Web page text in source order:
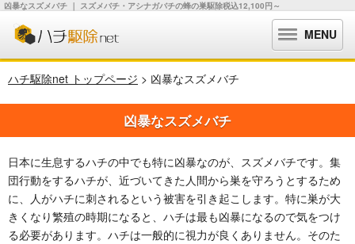
凶暴なスズメバチ ｜ スズメバチ・アシナガバチの蜂の巣駆除税込12,100円～
MENU
ハチ駆除net トップページ > 凶暴なスズメバチ
凶暴なスズメバチ
日本に生息するハチの中でも特に凶暴なのが、スズメバチです。集
団行動をするハチが、近づいてきた人間から巣を守ろうとするため
に、人がハチに刺されるという被害を引き起こします。特に巣が大
きくなり繁殖の時期になると、ハチは最も凶暴になるので気をつけ
る必要があります。ハチは一般的に視力が良くありません。そのた